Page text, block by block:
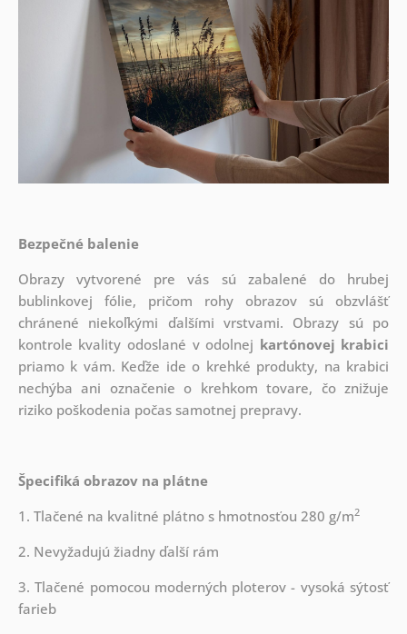
Bezpečné balenie
Obrazy vytvorené pre vás sú zabalené do hrubej
bublinkovej fólie, pričom rohy obrazov sú obzvlášť
chránené niekoľkými ďalšími vrstvami. Obrazy sú po
kontrole kvality odoslané v odolnej kartónovej krabici
priamo k vám. Keďže ide o krehké produkty, na krabici
nechýba ani označenie o krehkom tovare, čo znižuje
riziko poškodenia počas samotnej prepravy.
Špecifiká obrazov na plátne
1. Tlačené na kvalitné plátno s hmotnosťou 280 g/m2
2. Nevyžadujú žiadny ďalší rám
3. Tlačené pomocou moderných ploterov - vysoká sýtosť
farieb